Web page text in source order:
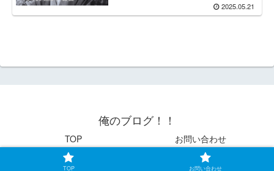
2025.05.21
俺のブログ！！
TOP
お問い合わせ
TOP お問い合わせ